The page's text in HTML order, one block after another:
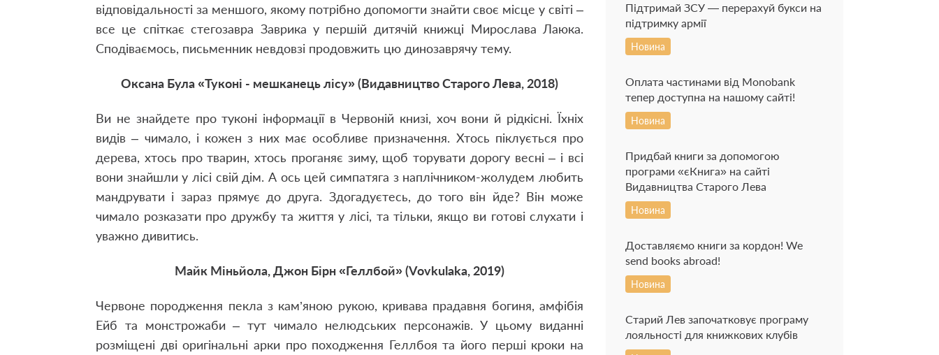
відповідальності за меншого, якому потрібно допомогти знайти своє місце у світі –
все це спіткає стегозавра Заврика у першій дитячій книжці Мирослава Лаюка.
Сподіваємось, письменник невдовзі продовжить цю динозаврячу тему.
Оксана Була «Туконі - мешканець лісу» (Видавництво Старого Лева, 2018)
Ви не знайдете про туконі інформації в Червоній книзі, хоч вони й рідкісні. Їхніх
видів – чимало, і кожен з них має особливе призначення. Хтось піклується про
дерева, хтось про тварин, хтось проганяє зиму, щоб торувати дорогу весні – і всі
вони знайшли у лісі свій дім. А ось цей симпатяга з наплічником-жолудем любить
мандрувати і зараз прямує до друга. Здогадуєтесь, до того він йде? Він може
чимало розказати про дружбу та життя у лісі, та тільки, якщо ви готові слухати і
уважно дивитись.
Майк Міньйола, Джон Бірн «Геллбой» (Vovkulaka, 2019)
Червоне породження пекла з кам’яною рукою, кривава прадавня богиня, амфібія
Ейб та монстрожаби – тут чимало нелюдських персонажів. У цьому виданні
розміщені дві оригінальні арки про походження Геллбоя та його перші кроки на
Підтримай ЗСУ — перерахуй букси на
підтримку армії
Новина
Оплата частинами від Monobank
тепер доступна на нашому сайті!
Новина
Придбай книги за допомогою
програми «єКнига» на сайті
Видавництва Старого Лева
Новина
Доставляємо книги за кордон! We
send books abroad!
Новина
Старий Лев започатковує програму
лояльності для книжкових клубів